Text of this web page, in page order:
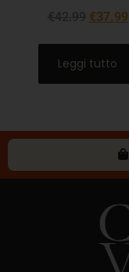
€37.99
Leggi tutto